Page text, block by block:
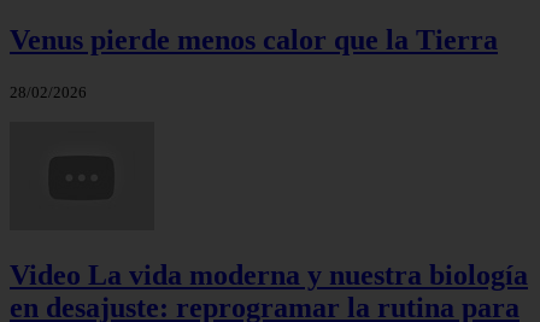
Venus pierde menos calor que la Tierra
28/02/2026
Video La vida moderna y nuestra biología
en desajuste: reprogramar la rutina para